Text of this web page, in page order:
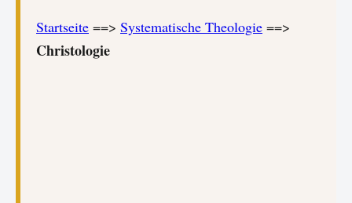
Startseite ==> Systematische Theologie ==>
Christologie